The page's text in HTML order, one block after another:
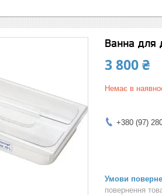
Ванна для
3 800 ₴
Немає в
+380 (97)
повернення